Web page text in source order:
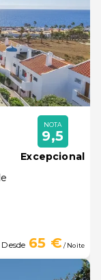
NOTA
9,5
Excepcional
Desde 65 €/ Noite